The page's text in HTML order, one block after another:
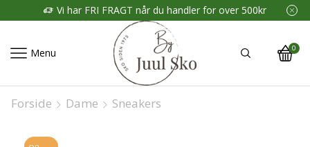
Vi har FRI FRAGT når du handler for over 500kr
Menu 0
Forside Dame Sneakers